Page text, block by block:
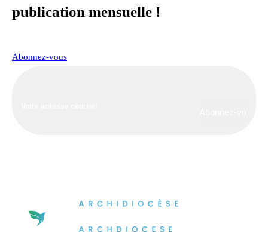
publication mensuelle !
Abonnez-vous